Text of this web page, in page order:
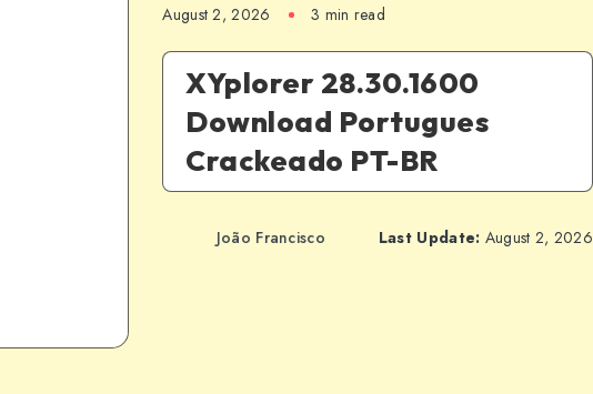
August 2, 2026 3 min read
XYplorer 28.30.1600
Download Portugues
Crackeado PT-BR
João Francisco Last Update: August 2, 2026